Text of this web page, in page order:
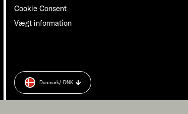
Cookie Consent
Vægt information
Danmark/ DNK